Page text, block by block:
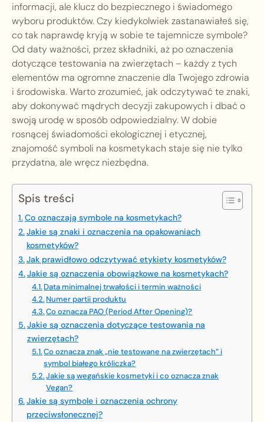
informacji, ale klucz do bezpiecznego i świadomego
wyboru produktów. Czy kiedykolwiek zastanawiałeś się,
co tak naprawdę kryją w sobie te tajemnicze symbole?
Od daty ważności, przez składniki, aż po oznaczenia
dotyczące testowania na zwierzętach – każdy z tych
elementów ma ogromne znaczenie dla Twojego zdrowia
i środowiska. Warto zrozumieć, jak odczytywać te znaki,
aby dokonywać mądrych decyzji zakupowych i dbać o
swoją urodę w sposób odpowiedzialny. W dobie
rosnącej świadomości ekologicznej i etycznej,
znajomość symboli na kosmetykach staje się nie tylko
przydatna, ale wręcz niezbędna.
Spis treści
Co oznaczają symbole na kosmetykach?
Jakie są znaki i oznaczenia na opakowaniach
kosmetyków?
Jak prawidłowo odczytywać etykiety kosmetyków?
Jakie są oznaczenia obowiązkowe na kosmetykach?
Data minimalnej trwałości i termin ważności
Numer partii produktu
Co oznacza PAO (Period After Opening)?
Jakie są oznaczenia dotyczące testowania na
zwierzętach?
Co oznacza znak „nie testowane na zwierzętach” i
symbol białego króliczka?
Jakie są wegańskie kosmetyki i co oznacza znak
Vegan?
Jakie są symbole i oznaczenia ochrony
przeciwsłonecznej?